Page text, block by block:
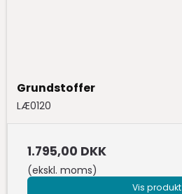
Grundstoffer
LÆ0120
1.795,00 DKK
(ekskl. moms)
Vis produkt